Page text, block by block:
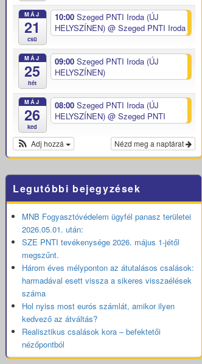
MÁJ
21
csü
10:00 Szeged PNTI Iroda (ÚJ
HELYSZÍNEN) @ Szeged PNTI Iroda
MÁJ
25
hét
09:00 Szeged PNTI Iroda (ÚJ
HELYSZÍNEN)
MÁJ
26
ked
08:00 Szeged PNTI Iroda (ÚJ
HELYSZÍNEN) @ Szeged PNTI
Nézd meg a naptárat
Adj hozzá
Legutóbbi bejegyzések
MNB Fogyasztóvédelem ügyfél panasz területei
2026.05.01. után:
SZE PNTI tevékenysége 2026. május 1-jétől
megszűnt.
Három éves mélyponton az átutalásos csalások:
harmadával esett vissza a sikeres visszaélések
száma
Hol nyiss most eurós számlát, amikor ilyen
kedvező az átváltás?
Realisztikus csalások kora – befektetői
nézőpontból